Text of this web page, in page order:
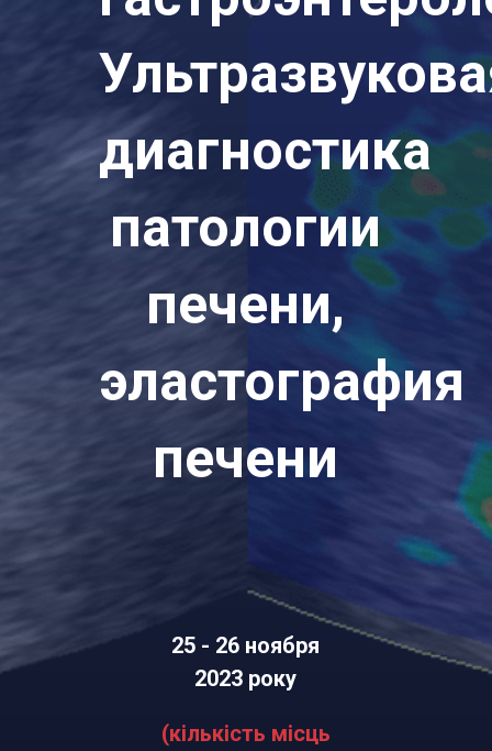
диагностика
патологии
печени,
эластография
печени
25 - 26 ноября
2023 року
(кількість місць